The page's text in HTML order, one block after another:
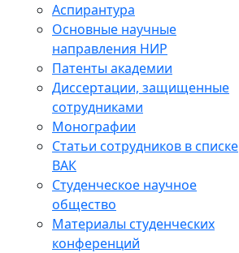
Аспирантура
Основные научные
направления НИР
Патенты академии
Диссертации, защищенные
сотрудниками
Монографии
Статьи сотрудников в списке
ВАК
Студенческое научное
общество
Материалы студенческих
конференций